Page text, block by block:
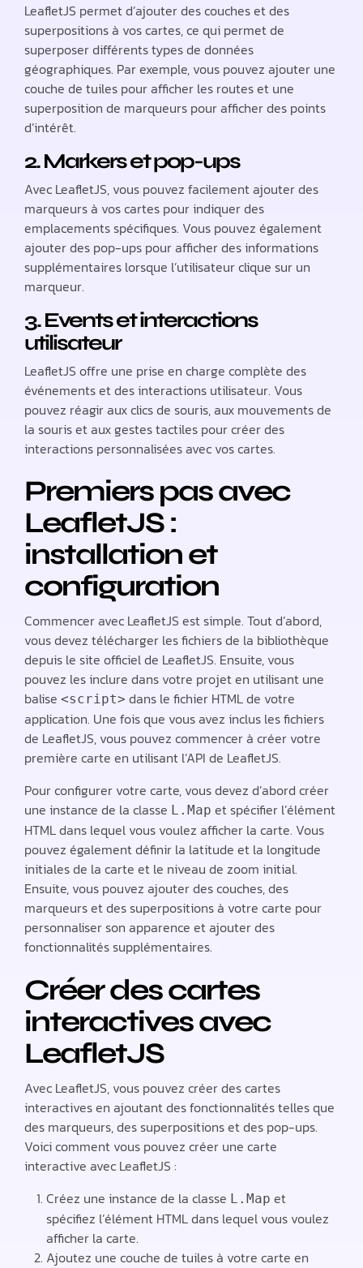
LeafletJS permet d’ajouter des couches et des
superpositions à vos cartes, ce qui permet de
superposer différents types de données
géographiques. Par exemple, vous pouvez ajouter une
couche de tuiles pour afficher les routes et une
superposition de marqueurs pour afficher des points
d’intérêt.
2. Markers et pop-ups
Avec LeafletJS, vous pouvez facilement ajouter des
marqueurs à vos cartes pour indiquer des
emplacements spécifiques. Vous pouvez également
ajouter des pop-ups pour afficher des informations
supplémentaires lorsque l’utilisateur clique sur un
marqueur.
3. Events et interactions
utilisateur
LeafletJS offre une prise en charge complète des
événements et des interactions utilisateur. Vous
pouvez réagir aux clics de souris, aux mouvements de
la souris et aux gestes tactiles pour créer des
interactions personnalisées avec vos cartes.
Premiers pas avec
LeafletJS :
installation et
configuration
Commencer avec LeafletJS est simple. Tout d’abord,
vous devez télécharger les fichiers de la bibliothèque
depuis le site officiel de LeafletJS. Ensuite, vous
pouvez les inclure dans votre projet en utilisant une
balise <script> dans le fichier HTML de votre
application. Une fois que vous avez inclus les fichiers
de LeafletJS, vous pouvez commencer à créer votre
première carte en utilisant l’API de LeafletJS.
Pour configurer votre carte, vous devez d’abord créer
une instance de la classe L.Map et spécifier l’élément
HTML dans lequel vous voulez afficher la carte. Vous
pouvez également définir la latitude et la longitude
initiales de la carte et le niveau de zoom initial.
Ensuite, vous pouvez ajouter des couches, des
marqueurs et des superpositions à votre carte pour
personnaliser son apparence et ajouter des
fonctionnalités supplémentaires.
Créer des cartes
interactives avec
LeafletJS
Avec LeafletJS, vous pouvez créer des cartes
interactives en ajoutant des fonctionnalités telles que
des marqueurs, des superpositions et des pop-ups.
Voici comment vous pouvez créer une carte
interactive avec LeafletJS :
Créez une instance de la classe L.Map et
spécifiez l’élément HTML dans lequel vous voulez
afficher la carte.
Ajoutez une couche de tuiles à votre carte en